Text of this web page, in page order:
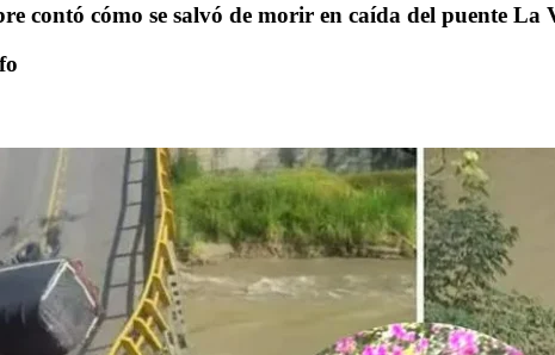
contó cómo se salvó de morir en caída del puente La